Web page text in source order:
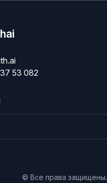
53 082
© Все права защищены.